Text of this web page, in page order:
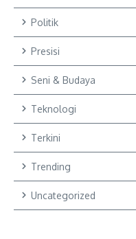
Politik
Presisi
Seni & Budaya
Teknologi
Terkini
Trending
Uncategorized